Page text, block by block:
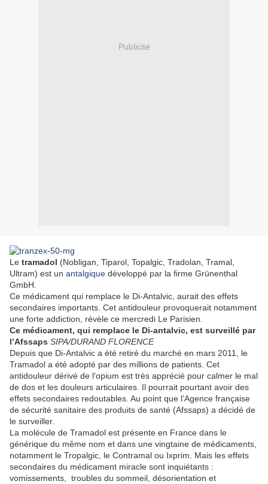
Publicité
Le tramadol (Nobligan, Tiparol, Topalgic, Tradolan, Tramal,
Ultram) est un antalgique développé par la firme Grünenthal
GmbH.
Ce médicament qui remplace le Di-Antalvic, aurait des effets
secondaires importants. Cet antidouleur provoquerait notamment
une forte addiction, révèle ce mercredi Le Parisien.
Ce médicament, qui remplace le Di-antalvic, est surveillé par
l’Afssaps SIPA/DURAND FLORENCE
Depuis que Di-Antalvic a été retiré du marché en mars 2011, le
Tramadol a été adopté par des millions de patients. Cet
antidouleur dérivé de l’opium est très apprécié pour calmer le mal
de dos et les douleurs articulaires. Il pourrait pourtant avoir des
effets secondaires redoutables. Au point que l’Agence française
de sécurité sanitaire des produits de santé (Afssaps) a décidé de
le surveiller.
La molécule de Tramadol est présente en France dans le
générique du même nom et dans une vingtaine de médicaments,
notamment le Tropalgic, le Contramal ou Ixprim. Mais les effets
secondaires du médicament miracle sont inquiétants :
vomissements, troubles du sommeil, désorientation et